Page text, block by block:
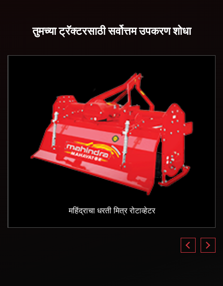
तुमच्या ट्रॅक्टरसाठी सर्वोत्तम उपकरण शोधा
महिंद्राचा धरती मित्र रोटाव्हेटर